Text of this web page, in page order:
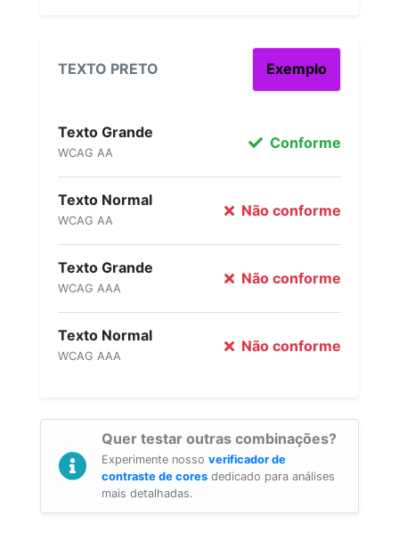
TEXTO PRETO Exemplo
Texto Grande
WCAG AA
Conforme
Texto Normal
WCAG AA
Não conforme
Texto Grande
WCAG AAA
Não conforme
Texto Normal
WCAG AAA
Não conforme
Quer testar outras combinações?
Experimente nosso verificador de
contraste de cores dedicado para análises
mais detalhadas.